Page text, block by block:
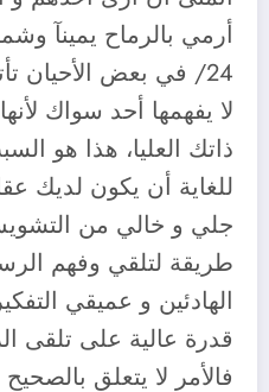
أرمي بالرماح يمينآ
24/ في بعض الأحيان
لا يفهمها أحد سواك
ذاتك العليا، هذا هو
للغاية أن يكون لديك
جلي و خالي من
طريقة لتلقي وفهم
الهادئين و عميقي
قدرة عالية على تلقى
فالأمر لا يتعلق